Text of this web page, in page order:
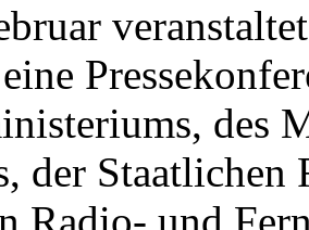
des
der Staatlichen
Radio- und